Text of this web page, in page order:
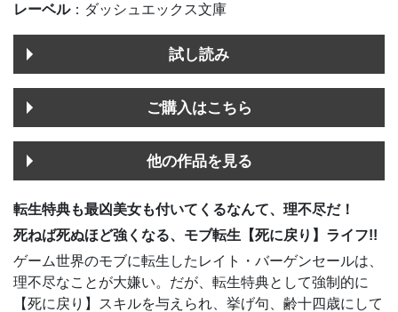
レーベル：ダッシュエックス文庫
試し読み
ご購入はこちら
他の作品を見る
転生特典も最凶美女も付いてくるなんて、理不尽だ！
死ねば死ぬほど強くなる、モブ転生【死に戻り】ライフ!!
ゲーム世界のモブに転生したレイト・バーゲンセールは、
理不尽なことが大嫌い。だが、転生特典として強制的に
【死に戻り】スキルを与えられ、挙げ句、齢十四歳にして